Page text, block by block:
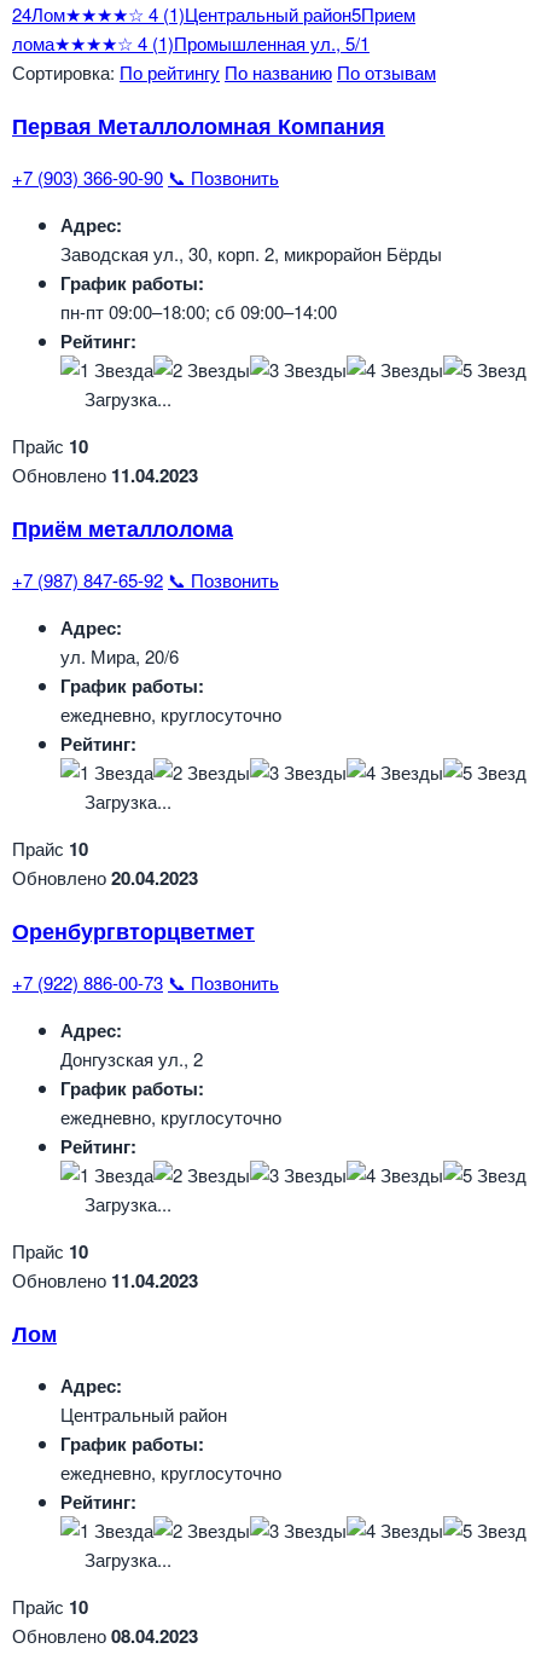
24Лом★★★★☆ 4 (1)Центральный район5Прием
лома★★★★☆ 4 (1)Промышленная ул., 5/1
Сортировка: По рейтингу По названию По отзывам
Первая Металлоломная Компания
+7 (903) 366-90-90 📞 Позвонить
Адрес:
Заводская ул., 30, корп. 2, микрорайон Бёрды
График работы:
пн-пт 09:00–18:00; сб 09:00–14:00
Рейтинг:
Загрузка...
Прайс 10
Обновлено 11.04.2023
Приём металлолома
+7 (987) 847-65-92 📞 Позвонить
Адрес:
ул. Мира, 20/6
График работы:
ежедневно, круглосуточно
Рейтинг:
Загрузка...
Прайс 10
Обновлено20.04.2023
Оренбургвторцветмет
+7 (922) 886-00-73 📞 Позвонить
Адрес:
Донгузская ул., 2
График работы:
ежедневно, круглосуточно
Рейтинг:
Загрузка...
Прайс 10
Обновлено 11.04.2023
Лом
Адрес:
Центральный район
График работы:
ежедневно, круглосуточно
Рейтинг:
Загрузка...
Прайс 10
Обновлено08.04.2023